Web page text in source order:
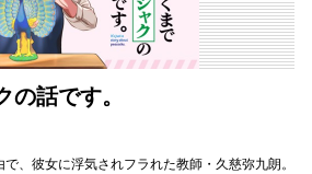
の話です。
で、彼女に浮気されフラれた教師・久慈弥九朗。